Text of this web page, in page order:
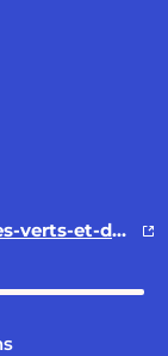
/company/direction-des-espaces-verts-et-de-l-environnement-ville-de-paris/